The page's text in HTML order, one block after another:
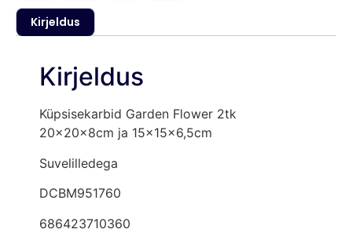
Kirjeldus
Kirjeldus
Küpsisekarbid Garden Flower 2tk
20x20x8cm ja 15x15x6,5cm
Suvelilledega
DCBM951760
686423710360